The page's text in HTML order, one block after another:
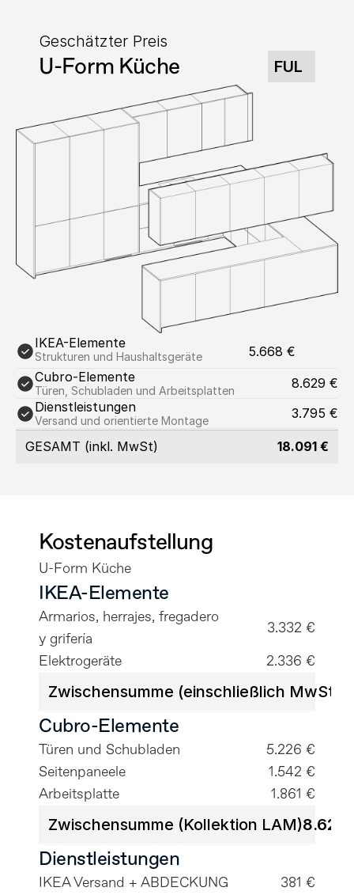
Geschätzter Preis
U-Form Küche FUL
IKEA-Elemente
Strukturen und Haushaltsgeräte
5.668 €
Cubro-Elemente
Türen, Schubladen und Arbeitsplatten
8.629 €
Dienstleistungen
Versand und orientierte Montage 3.795 €
GESAMT (inkl. MwSt) 18.091 €
Kostenaufstellung
U-Form Küche
IKEA-Elemente
Armarios, herrajes, fregadero
y grifería
3.332 €
Elektrogeräte
2.336 €
Zwischensumme (einschließlich MwSt.)
Türen und Schubladen
5.226 €
Seitenpaneele
1.542 €
Arbeitsplatte
1.861 €
Zwischensumme (Kollektion LAM)8.629
Cubro-Elemente
IKEA Versand + ABDECKUNG
381 €
Dienstleistungen